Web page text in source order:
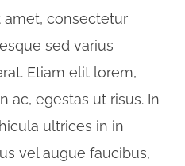
consectetur
sed varius
Etiam elit lorem,
ac, egestas ut risus. In
ultrices in in
vel augue faucibus,